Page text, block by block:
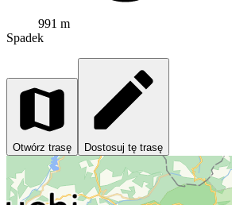
991 m
Spadek
Otwórz trasę Dostosuj tę trasę